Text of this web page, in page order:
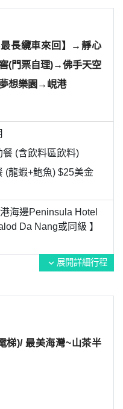
長纜車來回】→靜心
(門票自理)→佛手天空
想樂園→峴港
餐 (含飲料區飲料)
(龍蝦+鮑魚) $25美金
邊Peninsula Hotel
Da Nang或同級 】
expand_more 展開詳細行程
梯)/ 最美海灣~山茶半